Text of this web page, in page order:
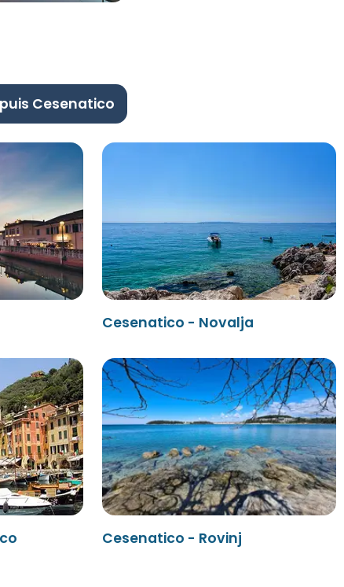
Cesenatico
Cesenatico - Novalja
Cesenatico - Rovinj